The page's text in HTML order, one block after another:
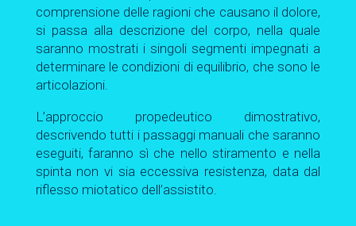
comprensione delle ragioni che causano il dolore,
si passa alla descrizione del corpo, nella quale
saranno mostrati i singoli segmenti impegnati a
determinare le condizioni di equilibrio, che sono le
articolazioni.
L’approccio propedeutico dimostrativo,
descrivendo tutti i passaggi manuali che saranno
eseguiti, faranno sì che nello stiramento e nella
spinta non vi sia eccessiva resistenza, data dal
riflesso miotatico dell’assistito.